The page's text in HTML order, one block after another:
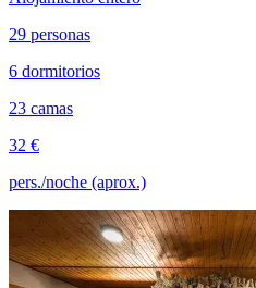
29 personas
6 dormitorios
23 camas
32 €
pers./noche (aprox.)